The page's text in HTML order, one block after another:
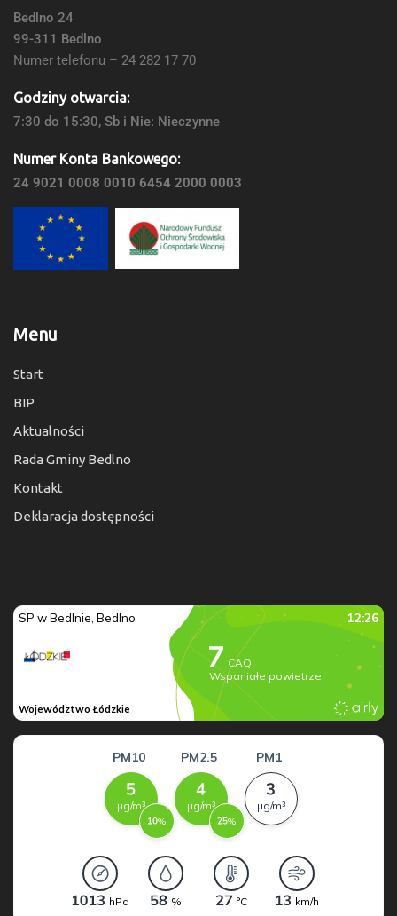
Bedlno 24
99-311 Bedlno
Numer telefonu – 24 282 17 70
Godziny otwarcia:
7:30 do 15:30, Sb i Nie: Nieczynne
Numer Konta Bankowego:
24 9021 0008 0010 6454 2000 0003
Menu
Start
BIP
Aktualności
Rada Gminy Bedlno
Kontakt
Deklaracja dostępności